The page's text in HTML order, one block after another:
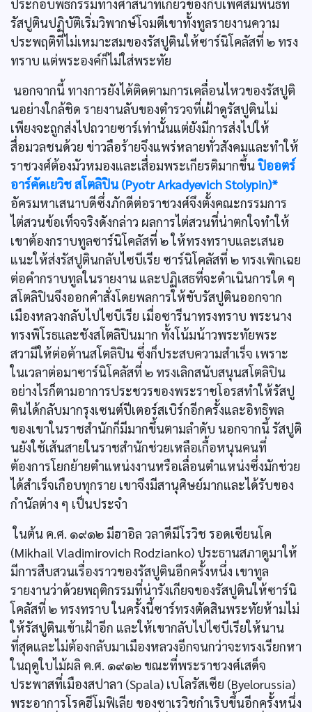
ประกอบพิธีกรรมทางศาสนาที่เกี่ยวข้องกับเพศสัมพันธ์ที่
รัสปูตินปฏิบัติเริ่มวิพากษ์โจมตีเขาทั้งทูลรายงานความ
ประพฤติที่ไม่เหมาะสมของรัสปูตินให้ซาร์นิโคลัสที่ ๒ ทรง
ทราบ แต่พระองค์ก็ไม่ใส่พระทัย
นอกจากนี้ ทางการยังได้ติดตามการเคลื่อนไหวของรัสปูติ
นอย่างใกล้ชิด รายงานลับของตำรวจที่เฝ้าดูรัสปูตินไม่
เพียงจะถูกส่งไปถวายซาร์เท่านั้นแต่ยังมีการส่งไปให้
สื่อมวลชนด้วย ข่าวลือร้ายจึงแพร่หลายทั่วสังคมและทำให้
ราชวงศ์ต้องมัวหมองและเสื่อมพระเกียรติมากขึ้นปิออตร์
อาร์คัดเยวิช สโตลิปิน (Pyotr Arkadyevich Stolypin)*
อัครมหาเสนาบดีซึ่งภักดีต่อราชวงศ์จึงตั้งคณะกรรมการ
ไต่สวนข้อเท็จจริงดังกล่าว ผลการไต่สวนที่น่าตกใจทำให้
เขาต้องกราบทูลซาร์นิโคลัสที่ ๒ ให้ทรงทราบและเสนอ
แนะให้ส่งรัสปูตินกลับไซบีเรีย ซาร์นิโคลัสที่ ๒ ทรงเพิกเฉย
ต่อคำกราบทูลในรายงาน และปฏิเสธที่จะดำเนินการใด ๆ
สโตลิปินจึงออกคำสั่งโดยพลการให้ขับรัสปูตินออกจาก
เมืองหลวงกลับไปไซบีเรีย เมื่อซารีนาทรงทราบ พระนาง
ทรงพิโรธและชังสโตลิปินมาก ทั้งโน้มน้าวพระทัยพระ
สวามีให้ต่อต้านสโตลิปิน ซึ่งก็ประสบความสำเร็จ เพราะ
ในเวลาต่อมาซาร์นิโคลัสที่ ๒ ทรงเลิกสนับสนุนสโตลิปิน
อย่างไรก็ตามอาการประชวรของพระราชโอรสทำให้รัสปู
ตินได้กลับมากรุงเซนต์ปีเตอร์สเบิร์กอีกครั้งและอิทธิพล
ของเขาในราชสำนักก็มีมากขึ้นตามลำดับ นอกจากนี้ รัสปูติ
นยังใช้เส้นสายในราชสำนักช่วยเหลือเกื้อหนุนคนที่
ต้องการโยกย้ายตำแหน่งงานหรือเลื่อนตำแหน่งซึ่งมักช่วย
ได้สำเร็จเกือบทุกราย เขาจึงมีสานุศิษย์มากและได้รับของ
กำนัลต่าง ๆ เป็นประจำ
ในต้น ค.ศ. ๑๙๑๒ มีฮาอิล วลาดีมีโรวิช รอดเซียนโค
(Mikhail Vladimirovich Rodzianko) ประธานสภาดูมาให้
มีการสืบสวนเรื่องราวของรัสปูตินอีกครั้งหนึ่ง เขาทูล
รายงานว่าด้วยพฤติกรรมที่น่ารังเกียจของรัสปูตินให้ซาร์นิ
โคลัสที่ ๒ ทรงทราบ ในครั้งนี้ซาร์ทรงตัดสินพระทัยห้ามไม่
ให้รัสปูตินเข้าเฝ้าอีก และให้เขากลับไปไซบีเรียให้นาน
ที่สุดและไม่ต้องกลับมาเมืองหลวงอีกจนกว่าจะทรงเรียกหา
ในฤดูใบไม้ผลิ ค.ศ. ๑๙๑๒ ขณะที่พระราชวงศ์เสด็จ
ประพาสที่เมืองสปาลา (Spala) เบโลรัสเซีย (Byelorussia)
พระอาการโรคฮีโมฟิเลีย ของซาเรวิชกำเริบขึ้นอีกครั้งหนึ่ง